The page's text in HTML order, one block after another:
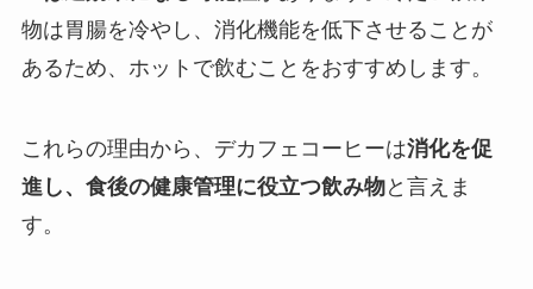
物は胃腸を冷やし、消化機能を低下させることが
あるため、ホットで飲むことをおすすめします。
これらの理由から、デカフェコーヒーは消化を促
進し、食後の健康管理に役立つ飲み物と言えま
す。